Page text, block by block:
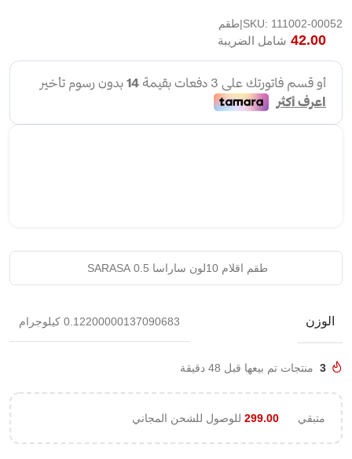
SKU: 111002-00052|طقم
42.00 شامل الضريبة
طقم اقلام 10لون ساراسا 0.5 SARASA
الوزن 0.12200000137090683 كيلوجرام
3 منتجات تم بيعها قبل 48 دقيقة
متبقي 299.00 للوصول للشحن المجاني